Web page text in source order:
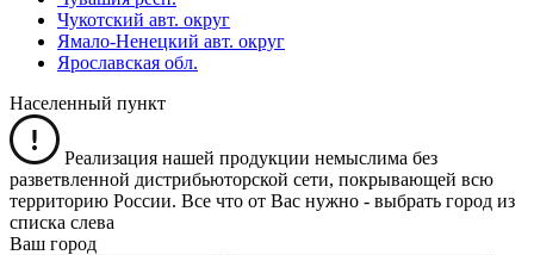
Чукотский авт. округ
Ямало-Ненецкий авт. округ
Ярославская обл.
Населенный пункт
Реализация нашей продукции немыслима без
разветвленной дистрибьюторской сети, покрывающей всю
территорию России. Все что от Вас нужно - выбрать город из
списка слева
Ваш город